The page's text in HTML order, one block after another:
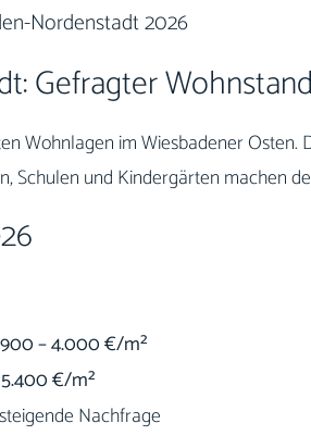
Nordenstadt 2026
Gefragter
Wohnlagen im Wiesbadener
Schulen und Kindergärten machen
– 4.000 €/m²
5.400 €/m²
Nachfrage